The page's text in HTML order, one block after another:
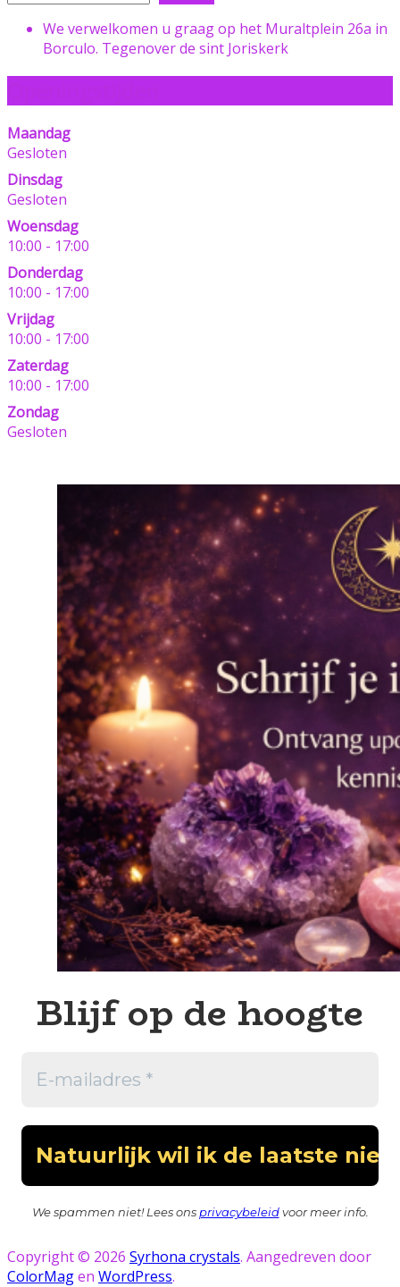
We verwelkomen u graag op het Muraltplein 26a in
Borculo. Tegenover de sint Joriskerk
Maandag
Gesloten
Dinsdag
Gesloten
Woensdag
10:00 - 17:00
Donderdag
10:00 - 17:00
Vrijdag
10:00 - 17:00
Zaterdag
10:00 - 17:00
Zondag
Gesloten
Blijf op de hoogte
We spammen niet! Lees ons privacybeleidvoor meer info.
Copyright © 2026 Syrhona crystals. Aangedreven door
ColorMagen WordPress.